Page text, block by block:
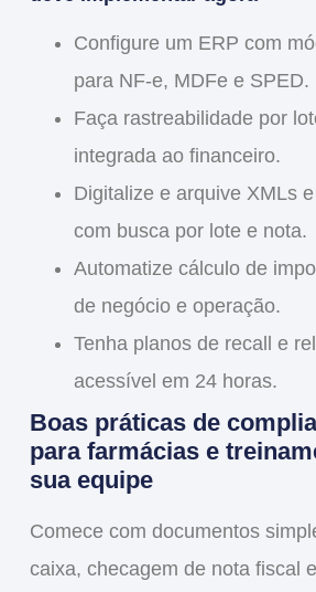
Configure um ERP com
para NF-e, MDFe e SPED.
Faça rastreabilidade por
integrada ao financeiro.
Digitalize e arquive XMLs
com busca por lote e nota.
Automatize cálculo de
de negócio e operação.
Tenha planos de recall e
acessível em 24 horas.
Boas práticas de
para farmácias e
sua equipe
Comece com documentos
caixa, checagem de nota fiscal